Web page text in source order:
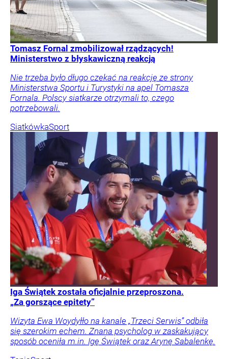
Tomasz Fornal zmobilizował rządzących!
Ministerstwo z błyskawiczną reakcją
Nie trzeba było długo czekać na reakcję ze strony
Ministerstwa Sportu i Turystyki na apel Tomasza
Fornala. Polscy siatkarze otrzymali to, czego
potrzebowali.
SiatkówkaSport
Iga Świątek została oficjalnie przeproszona.
„Za gorszące epitety”
Wizyta Ewa Woydyłło na kanale „Trzeci Serwis” odbiła
się szerokim echem. Znana psycholog w zaskakujący
sposób oceniła m.in. Igę Świątek oraz Arynę Sabalenkę.